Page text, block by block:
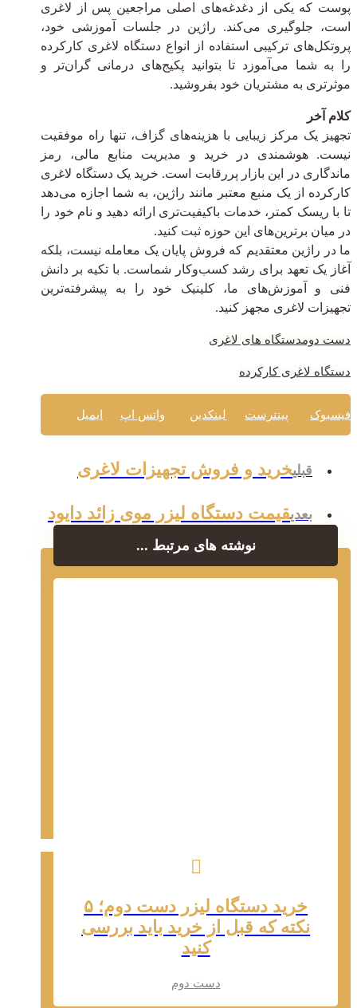
پوست که یکی از دغدغه‌های اصلی مراجعین پس از لاغری
است، جلوگیری می‌کند. راژین در جلسات آموزشی خود،
پروتکل‌های ترکیبی استفاده از انواع دستگاه لاغری کارکرده
را به شما می‌آموزد تا بتوانید پکیج‌های درمانی گران‌تر و
موثرتری به مشتریان خود بفروشید.
کلام آخر
تجهیز یک مرکز زیبایی با هزینه‌های گزاف، تنها راه موفقیت
نیست. هوشمندی در خرید و مدیریت منابع مالی، رمز
ماندگاری در این بازار پررقابت است. خرید یک دستگاه لاغری
کارکرده از یک منبع معتبر مانند راژین، به شما اجازه می‌دهد
تا با ریسک کمتر، خدمات باکیفیت‌تری ارائه دهید و نام خود را
در میان برترین‌های این حوزه ثبت کنید.
ما در راژین معتقدیم که فروش پایان یک معامله نیست، بلکه
آغاز یک تعهد برای رشد کسب‌وکار شماست. با تکیه بر دانش
فنی و آموزش‌های ما، کلینیک خود را به پیشرفته‌ترین
تجهیزات لاغری مجهز کنید.
دست دومدستگاه های لاغری
دستگاه لاغری کارکرده
فیسبوک پینترست لینکدین واتس اپ ایمیل
قبلیخرید و فروش تجهیزات لاغری
بعدیقیمت دستگاه لیزر موی زائد دایود
نوشته های مرتبط ...
خرید دستگاه لیزر دست دوم؛ ۵
نکته که قبل از خرید باید بررسی
کنید
دست دوم